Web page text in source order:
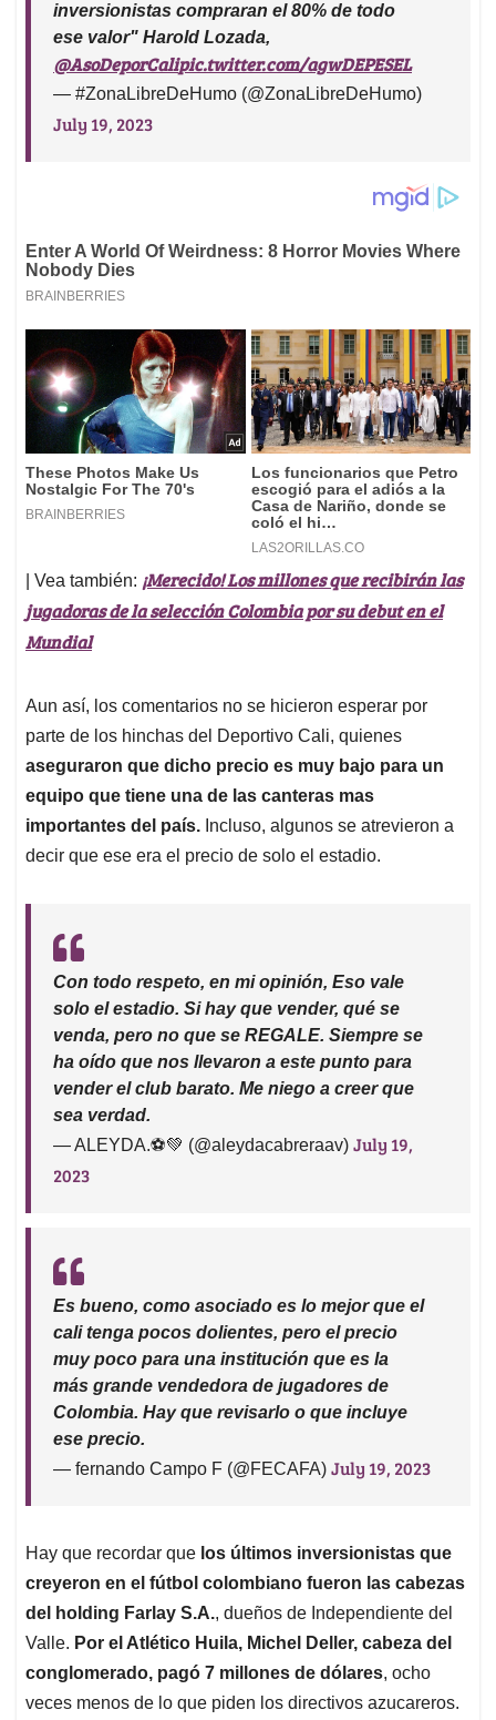
inversionistas compraran el 80% de todo
ese valor" Harold Lozada,
@AsoDeporCalipic.twitter.com/agwDEPESEL
— #ZonaLibreDeHumo (@ZonaLibreDeHumo)
July 19, 2023
| Vea también: ¡Merecido! Los millones que recibirán las
jugadoras de la selección Colombia por su debut en el
Mundial
Aun así, los comentarios no se hicieron esperar por
parte de los hinchas del Deportivo Cali, quienes
aseguraron que dicho precio es muy bajo para un
equipo que tiene una de las canteras mas
importantes del país. Incluso, algunos se atrevieron a
decir que ese era el precio de solo el estadio.
Con todo respeto, en mi opinión, Eso vale
solo el estadio. Si hay que vender, qué se
venda, pero no que se REGALE. Siempre se
ha oído que nos llevaron a este punto para
vender el club barato. Me niego a creer que
sea verdad.
— ALEYDA.⚽💚 (@aleydacabreraav) July 19,
2023
Es bueno, como asociado es lo mejor que el
cali tenga pocos dolientes, pero el precio
muy poco para una institución que es la
más grande vendedora de jugadores de
Colombia. Hay que revisarlo o que incluye
ese precio.
— fernando Campo F (@FECAFA) July 19, 2023
Hay que recordar que los últimos inversionistas que
creyeron en el fútbol colombiano fueron las cabezas
del holding Farlay S.A., dueños de Independiente del
Valle. Por el Atlético Huila, Michel Deller, cabeza del
conglomerado, pagó 7 millones de dólares, ocho
veces menos de lo que piden los directivos azucareros.